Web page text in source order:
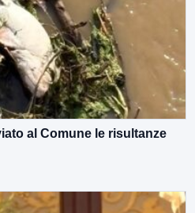
al Comune le risultanze